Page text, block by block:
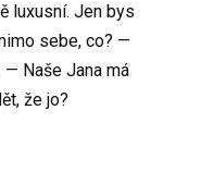
luxusní. Jen bys
sebe, co? —
Naše Jana má
že jo?